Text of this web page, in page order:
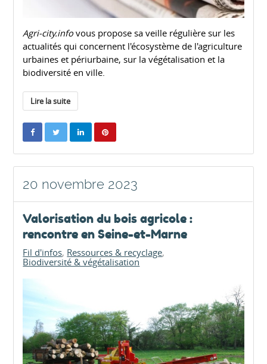
Agri-city.infovous propose sa veille régulière sur les
actualités qui concernent l'écosystème de l'agriculture
urbaines et périurbaine, sur la végétalisation et la
biodiversité en ville.
Lire la suite
20 novembre 2023
Valorisation du bois agricole :
rencontre en Seine-et-Marne
Fil d'infos Ressources & recyclage
Biodiversité & végétalisation